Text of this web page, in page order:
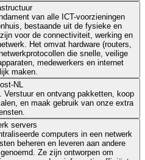
van alle ICT-voorzieningen
bestaande uit de fysieke en
voor de connectiviteit, werking en
Het omvat hardware (routers,
die snelle, veilige
medewerkers en internet
maken.
NL
en ontvang pakketten, koop
en maak gebruik van onze extra
servers
computers in een netwerk
beheren en leveren aan andere
Ze zijn ontworpen om